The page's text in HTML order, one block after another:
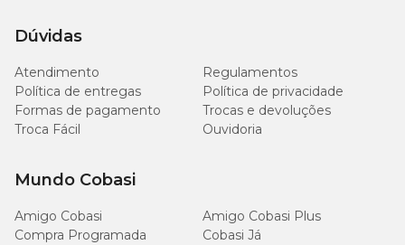
Dúvidas
Atendimento
Regulamentos
Política de entregas
Política de privacidade
Formas de pagamento
Trocas e devoluções
Troca Fácil
Ouvidoria
Mundo Cobasi
Amigo Cobasi
Amigo Cobasi Plus
Compra Programada
Cobasi Já